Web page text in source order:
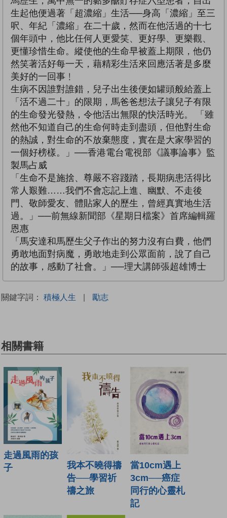
生起他便過著「超濃縮」生活──身高「濃縮」至三
呎、年紀「濃縮」在二十歲，然而在他活過的十七
個年頭中，他比任何人更愛笑、更好學、更樂觀、
更懂珍惜生命。縱使他的生命早被蓋上期限，他仍
然笑著活好每一天，藉精彩生活來回應活著是多麼
美好的一回事﹗
生病不因誰對誰錯，兒子出生後便如罐頭般給蓋上
「活不過二十」的限期，馬爸爸想法子讓兒子有限
的生命發光發熱，令他活出無限的快活時光。 「雖
然他不知道自己的生命何時走到盡頭，但他對生命
的熱誠，對生命的不放棄態度，實在是大家學習的
一個好榜樣。」──香港電台電視部《議事論事》監
製馬占威
「生命不是施捨、尊嚴不容踐踏，長期病患活得比
常人艱難……我們不會忘記上進、幽默、不走後
門、敬師愛友、體貼家人的歷生，曾經真實地生活
過。」──前無線新聞部《星期日檔案》首席編輯羅
恩惠
「馬安達和馬歷生父子作出的努力沒有白費，他們
勇敢地面對病魔，勇敢地走到公眾面前，說了自己
的故事，感動了社會。」──理大講師張超雄博士
關鍵字詞： 積極人生 | 勵志
相關書籍
走過風雨的孩
子
我本不曉得禱
告──學習祈
禱之旅
當10cm遇上
3cm──癌症
同行的心靈札
記